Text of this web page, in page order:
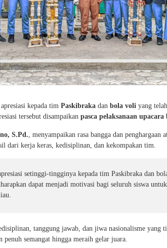
kepada tim Paskibraka dan bola voli yang
tersebut disampaikan pasca pelaksanaan upacara
S.Pd. , menyampaikan rasa bangga dan penghargaan
dari kerja keras, kedisiplinan, dan kekompakan tim.
setinggi-tingginya kepada tim Paskibraka dan
dapat menjadi motivasi bagi seluruh siswa
tanggung jawab, dan jiwa nasionalisme yang
semangat hingga meraih gelar juara.